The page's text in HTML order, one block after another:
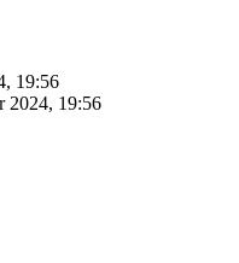
19:56
2024, 19:56